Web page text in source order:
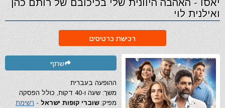
יאסו - האהבה היוונית שלי בכיכובם של רותם כהן
ואילנית לוי
רכישת כרטיסים
שתף
ההופעה בעברית
משך: שעה ו-40 דקות, כולל הפסקה
מפיק:שוברי קופות ישראל - רשימת